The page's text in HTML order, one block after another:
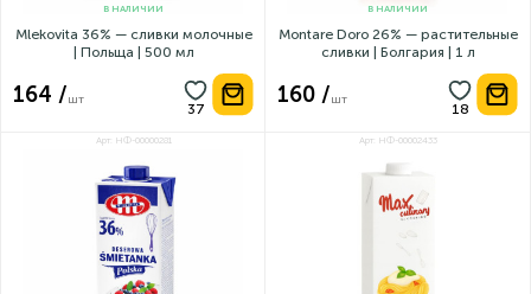
В НАЛИЧИИ
Mlekovita 36% — сливки молочные
| Польща | 500 мл
164 /шт
В НАЛИЧИИ
Montare Doro 26% — растительные
сливки | Болгария | 1 л
160 /шт
Арт: НФ-00000281 Арт: НФ-00002433